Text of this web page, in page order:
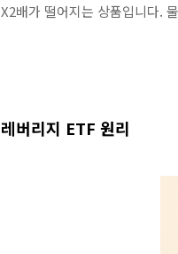
X2배가 떨어지는 상품입니다.
레버리지 ETF 원리